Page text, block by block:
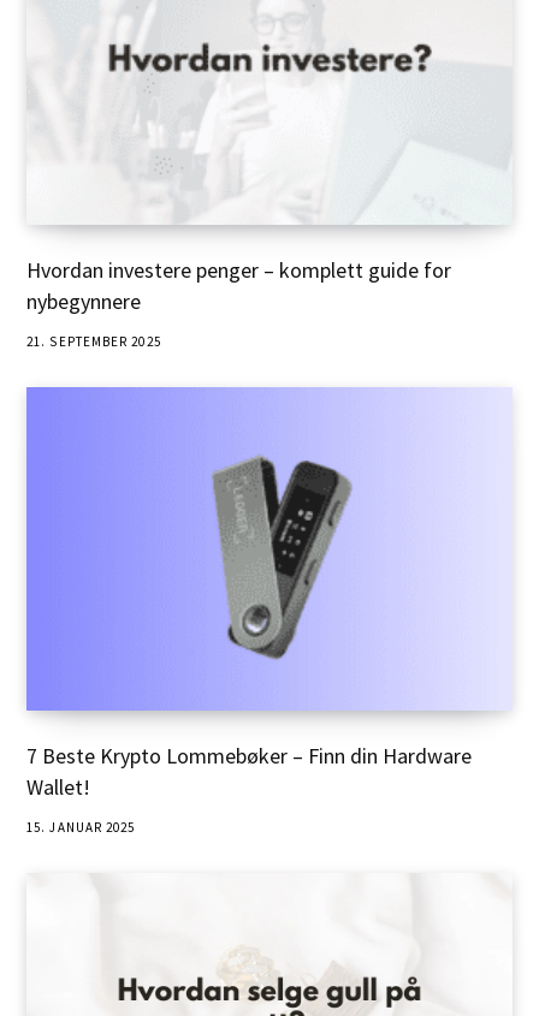
Hvordan investere penger – komplett guide for
nybegynnere
21. SEPTEMBER 2025
7 Beste Krypto Lommebøker – Finn din Hardware
Wallet!
15. JANUAR 2025